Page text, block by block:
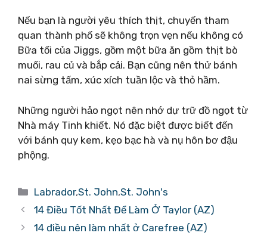
Nếu bạn là người yêu thích thịt, chuyến tham
quan thành phố sẽ không trọn vẹn nếu không có
Bữa tối của Jiggs, gồm một bữa ăn gồm thịt bò
muối, rau củ và bắp cải. Bạn cũng nên thử bánh
nai sừng tấm, xúc xích tuần lộc và thỏ hầm.
Những người hảo ngọt nên nhớ dự trữ đồ ngọt từ
Nhà máy Tinh khiết. Nó đặc biệt được biết đến
với bánh quy kem, kẹo bạc hà và nụ hôn bơ đậu
phộng.
Danh
mục
Labrador,St. John,St. John's
14 Điều Tốt Nhất Để Làm Ở Taylor (AZ)
14 điều nên làm nhất ở Carefree (AZ)